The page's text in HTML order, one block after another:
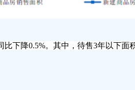
下降0.5%。其中，待售3年以下面